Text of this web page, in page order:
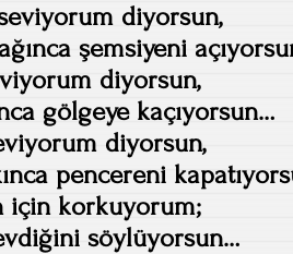
diyorsun,
şemsiyeni
diyorsun,
gölgeye kaçıyorsun…
diyorsun,
pencereni
için korkuyorum;
söylüyorsun…